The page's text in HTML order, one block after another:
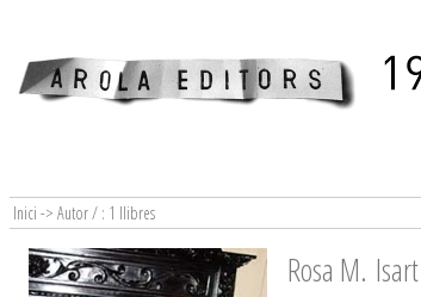
Inici -> Autor / : 1 llibres
Rosa M.